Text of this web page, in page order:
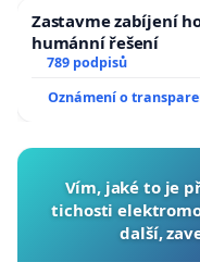
Zastavme zabíjení
humánní řešení
789 podpisů
Oznámení o
Vím, jaké to je
tichosti
další,